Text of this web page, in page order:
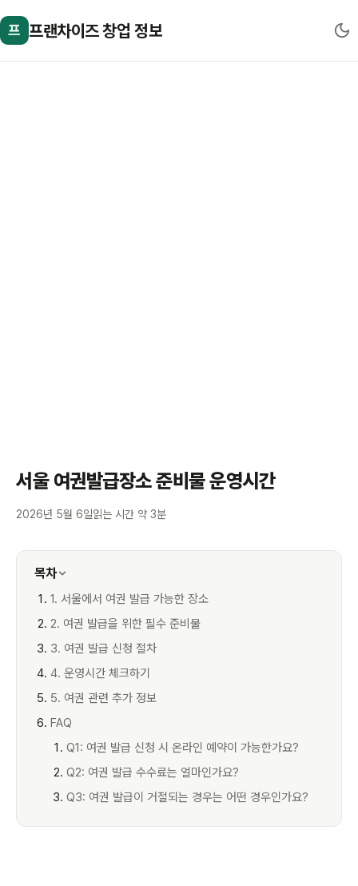
프 프랜차이즈 창업 정보
서울 여권발급장소 준비물 운영시간
2026년 5월 6일읽는 시간 약 3분
목차
1. 서울에서 여권 발급 가능한 장소
2. 여권 발급을 위한 필수 준비물
3. 여권 발급 신청 절차
4. 운영시간 체크하기
5. 여권 관련 추가 정보
FAQ
Q1: 여권 발급 신청 시 온라인 예약이 가능한가요?
Q2: 여권 발급 수수료는 얼마인가요?
Q3: 여권 발급이 거절되는 경우는 어떤 경우인가요?